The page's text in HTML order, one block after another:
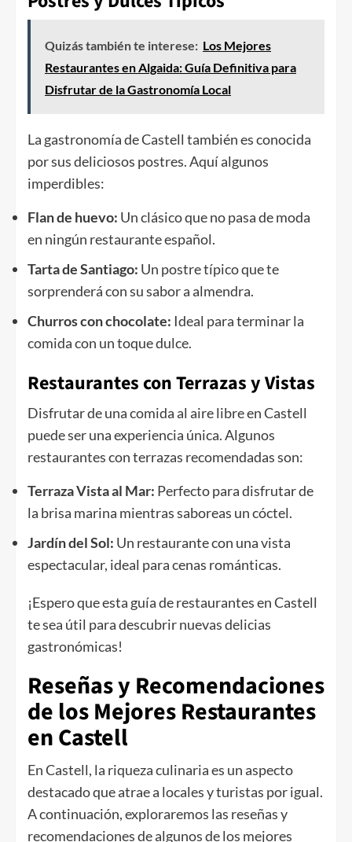
Quizás también te interese: Los Mejores
Restaurantes en Algaida: Guía Definitiva para
Disfrutar de la Gastronomía Local
La gastronomía de Castell también es conocida
por sus deliciosos postres. Aquí algunos
imperdibles:
Flan de huevo: Un clásico que no pasa de moda
en ningún restaurante español.
Tarta de Santiago: Un postre típico que te
sorprenderá con su sabor a almendra.
Churros con chocolate: Ideal para terminar la
comida con un toque dulce.
Restaurantes con Terrazas y Vistas
Disfrutar de una comida al aire libre en Castell
puede ser una experiencia única. Algunos
restaurantes con terrazas recomendadas son:
Terraza Vista al Mar: Perfecto para disfrutar de
la brisa marina mientras saboreas un cóctel.
Jardín del Sol: Un restaurante con una vista
espectacular, ideal para cenas románticas.
¡Espero que esta guía de restaurantes en Castell
te sea útil para descubrir nuevas delicias
gastronómicas!
Reseñas y Recomendaciones
de los Mejores Restaurantes
en Castell
En Castell, la riqueza culinaria es un aspecto
destacado que atrae a locales y turistas por igual.
A continuación, exploraremos las reseñas y
recomendaciones de algunos de los mejores